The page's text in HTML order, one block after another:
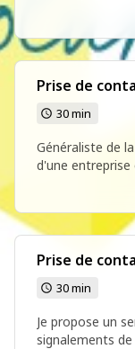
quotidien et lors
Créneau de
services
Prise de
30 min
Généraliste de
d'une entreprise
sensibilisation,
spécifique RH,
Prise de
30 min
Je propose un
signalements